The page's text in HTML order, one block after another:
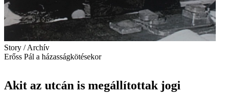
Story / Archív
Erőss Pál a házasságkötésekor
Akit az utcán is megállítottak jogi